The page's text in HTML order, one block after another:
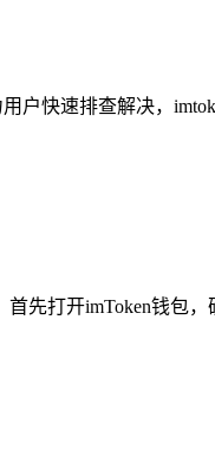
户快速排查解决，
先打开imToken钱包